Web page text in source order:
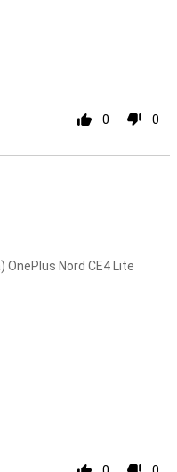
0 0
Nord CE4 Lite